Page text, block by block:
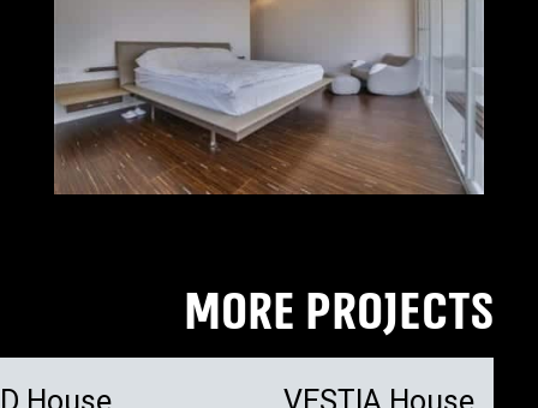
MORE PROJECTS